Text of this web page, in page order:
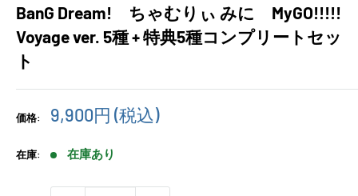
BanG Dream! ちゃむりぃ みに MyGO!!!!!
Voyage ver. 5種 + 特典5種コンプリートセッ
ト
価格:
販
価
9,900円 (税込)
在庫: 在庫あり